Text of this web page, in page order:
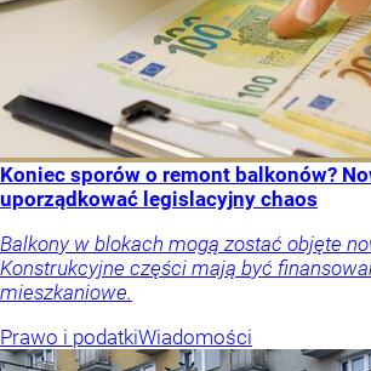
Koniec sporów o remont balkonów?
uporządkować legislacyjny chaos
Balkony w blokach mogą zostać objęte
Konstrukcyjne części mają być
mieszkaniowe.
Prawo i podatkiWiadomości